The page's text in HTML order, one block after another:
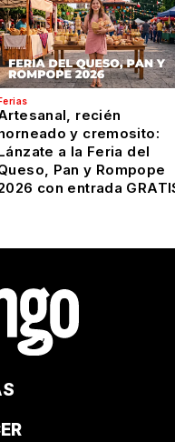
recién
y cremosito:
a la Feria del
Pan y Rompope
con entrada